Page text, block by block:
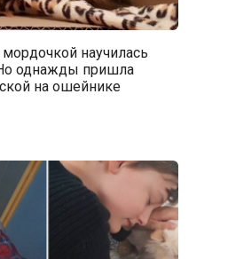
научилась
однажды пришла
на ошейнике